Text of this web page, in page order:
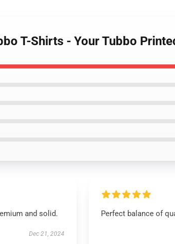
T-Shirts - Your Tubbo
and solid.
Dec 21, 2024
Perfect balance of